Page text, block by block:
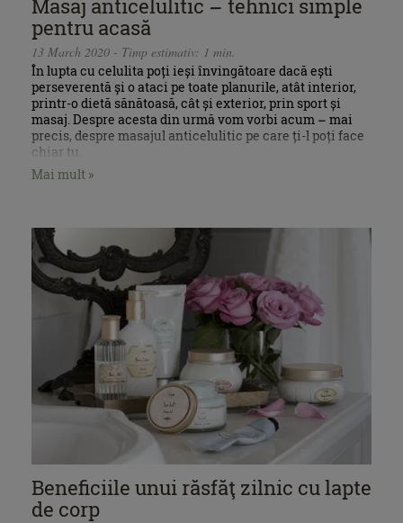
Masaj anticelulitic – tehnici simple
pentru acasă
13 March 2020 - Timp estimativ: 1 min.
În lupta cu celulita poți ieși învingătoare dacă ești
perseverentă și o ataci pe toate planurile, atât interior,
printr-o dietă sănătoasă, cât și exterior, prin sport și
masaj. Despre acesta din urmă vom vorbi acum – mai
precis, despre masajul anticelulitic pe care ți-l poți face
chiar tu.
Mai mult »
Beneficiile unui răsfăţ zilnic cu lapte
de corp